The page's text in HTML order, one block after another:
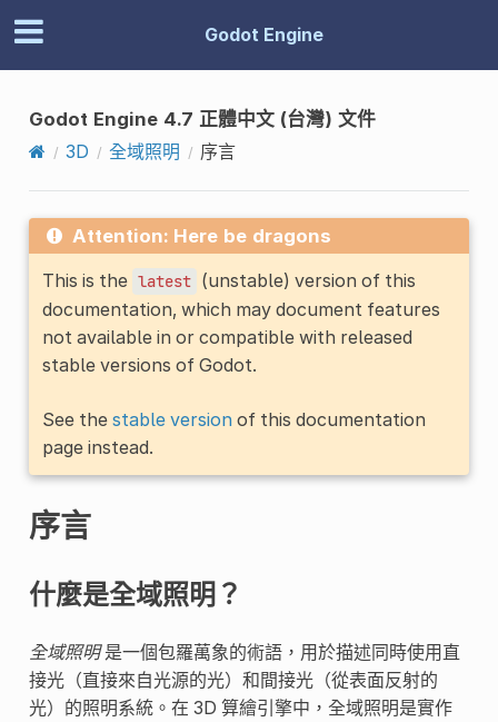
Godot Engine
Godot Engine 4.7 正體中文 (台灣) 文件
3D
全域照明 序言
Attention: Here be dragons
This is the latest (unstable) version of this
documentation, which may document features
not available in or compatible with released
stable versions of Godot.
See the stable versionof this documentation
page instead.
序言
什麼是全域照明？
全域照明是一個包羅萬象的術語，用於描述同時使用直
接光（直接來自光源的光）和間接光（從表面反射的
光）的照明系統。在 3D 算繪引擎中，全域照明是實作